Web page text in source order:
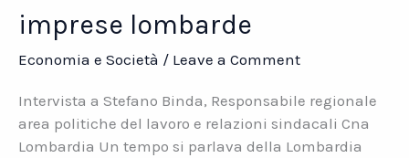
imprese lombarde
Economia e Società / Leave a Comment
Intervista a Stefano Binda, Responsabile regionale
area politiche del lavoro e relazioni sindacali Cna
Lombardia Un tempo si parlava della Lombardia